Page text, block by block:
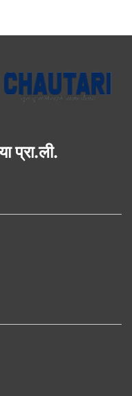
प्रा.ली.